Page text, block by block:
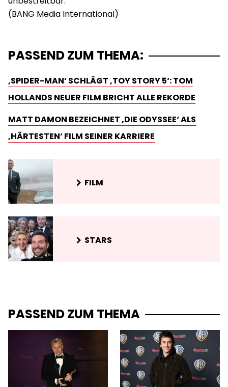
PASSEND ZUM THEMA:
‚SPIDER-MAN‘ SCHLÄGT ‚TOY STORY 5‘: TOM
HOLLANDS NEUER FILM BRICHT ALLE REKORDE
MATT DAMON BEZEICHNET ‚DIE ODYSSEE‘ ALS
‚HÄRTESTEN‘ FILM SEINER KARRIERE
FILM
STARS
PASSEND ZUM THEMA